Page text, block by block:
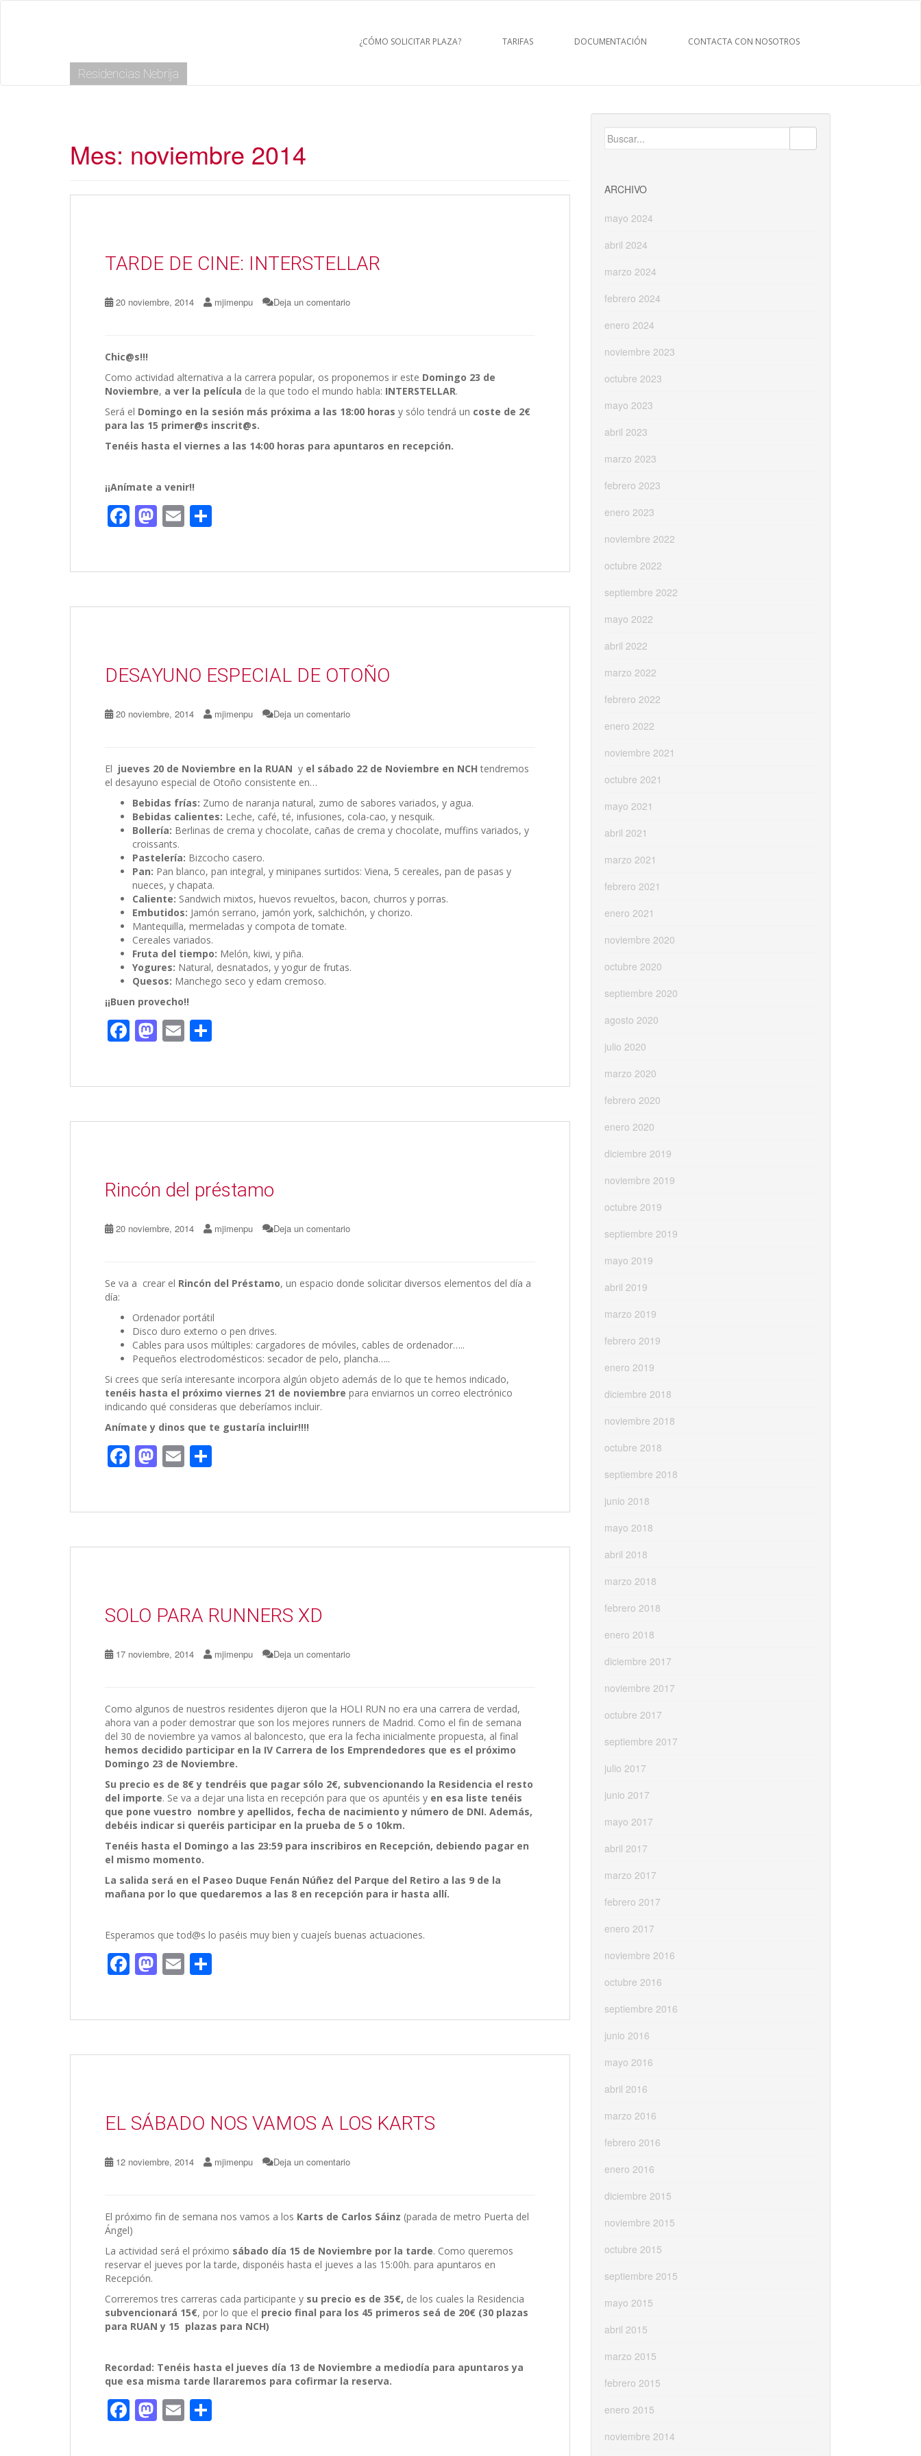
m
Residencias Nebrija
¿CÓMO SOLICITAR PLAZA? TARIFAS DOCUMENTACIÓN CONTACTA CON NOSOTROS
Mes: noviembre 2014
TARDE DE CINE: INTERSTELLAR
20 noviembre, 2014 mjimenpu Deja un comentario
Chic@s!!!
Como actividad alternativa a la carrera popular, os proponemos ir este Domingo 23 de
Noviembre, a ver la película de la que todo el mundo habla: INTERSTELLAR.
Será el Domingo en la sesión más próxima a las 18:00 horas y sólo tendrá un coste de 2€
para las 15 primer@s inscrit@s.
Tenéis hasta el viernes a las 14:00 horas para apuntaros en recepción.
¡¡Anímate a venir!!
F
b
o
M
d
o
E
l p
ar
DESAYUNO ESPECIAL DE OTOÑO
20 noviembre, 2014 mjimenpu Deja un comentario
El jueves 20 de Noviembre en la RUAN y el sábado 22 de Noviembre en NCH tendremos
el desayuno especial de Otoño consistente en…
Bebidas frías: Zumo de naranja natural, zumo de sabores variados, y agua.
Bebidas calientes: Leche, café, té, infusiones, cola-cao, y nesquik.
Bollería: Berlinas de crema y chocolate, cañas de crema y chocolate, muffins variados, y
croissants.
Pastelería: Bizcocho casero.
Pan: Pan blanco, pan integral, y minipanes surtidos: Viena, 5 cereales, pan de pasas y
nueces, y chapata.
Caliente: Sandwich mixtos, huevos revueltos, bacon, churros y porras.
Embutidos: Jamón serrano, jamón york, salchichón, y chorizo.
Mantequilla, mermeladas y compota de tomate.
Cereales variados.
Fruta del tiempo: Melón, kiwi, y piña.
Yogures: Natural, desnatados, y yogur de frutas.
Quesos: Manchego seco y edam cremoso.
¡¡Buen provecho!!
F
b
o
M
d
o
E
l p
ar
Rincón del préstamo
20 noviembre, 2014 mjimenpu Deja un comentario
Se va a crear el Rincón del Préstamo, un espacio donde solicitar diversos elementos del día a
día:
Ordenador portátil
Disco duro externo o pen drives.
Cables para usos múltiples: cargadores de móviles, cables de ordenador…..
Pequeños electrodomésticos: secador de pelo, plancha…..
Si crees que sería interesante incorpora algún objeto además de lo que te hemos indicado,
tenéis hasta el próximo viernes 21 de noviembre para enviarnos un correo electrónico
indicando qué consideras que deberíamos incluir.
Anímate y dinos que te gustaría incluir!!!!
F
b
o
M
d
o
E
l p
ar
SOLO PARA RUNNERS XD
17 noviembre, 2014 mjimenpu Deja un comentario
Como algunos de nuestros residentes dijeron que la HOLI RUN no era una carrera de verdad,
ahora van a poder demostrar que son los mejores runners de Madrid. Como el fin de semana
del 30 de noviembre ya vamos al baloncesto, que era la fecha inicialmente propuesta, al final
hemos decidido participar en la IV Carrera de los Emprendedores que es el próximo
Domingo 23 de Noviembre.
Su precio es de 8€ y tendréis que pagar sólo 2€, subvencionando la Residencia el resto
del importe. Se va a dejar una lista en recepción para que os apuntéis y en esa liste tenéis
que pone vuestro nombre y apellidos, fecha de nacimiento y número de DNI. Además,
debéis indicar si queréis participar en la prueba de 5 o 10km.
Tenéis hasta el Domingo a las 23:59 para inscribiros en Recepción, debiendo pagar en
el mismo momento.
La salida será en el Paseo Duque Fenán Núñez del Parque del Retiro a las 9 de la
mañana por lo que quedaremos a las 8 en recepción para ir hasta allí.
Esperamos que tod@s lo paséis muy bien y cuajeís buenas actuaciones.
F
b
o
M
d
o
E
l p
ar
EL SÁBADO NOS VAMOS A LOS KARTS
12 noviembre, 2014 mjimenpu Deja un comentario
El próximo fin de semana nos vamos a los Karts de Carlos Sáinz (parada de metro Puerta del
Ángel)
La actividad será el próximo sábado día 15 de Noviembre por la tarde. Como queremos
reservar el jueves por la tarde, disponéis hasta el jueves a las 15:00h. para apuntaros en
Recepción.
Correremos tres carreras cada participante y su precio es de 35€, de los cuales la Residencia
subvencionará 15€, por lo que el precio final para los 45 primeros seá de 20€ (30 plazas
para RUAN y 15 plazas para NCH)
Recordad: Tenéis hasta el jueves día 13 de Noviembre a mediodía para apuntaros ya
que esa misma tarde llararemos para cofirmar la reserva.
F M E
Buscar:
ARCHIVO
mayo 2024
abril 2024
marzo 2024
febrero 2024
enero 2024
noviembre 2023
octubre 2023
mayo 2023
abril 2023
marzo 2023
febrero 2023
enero 2023
noviembre 2022
octubre 2022
septiembre 2022
mayo 2022
abril 2022
marzo 2022
febrero 2022
enero 2022
noviembre 2021
octubre 2021
mayo 2021
abril 2021
marzo 2021
febrero 2021
enero 2021
noviembre 2020
octubre 2020
septiembre 2020
agosto 2020
julio 2020
marzo 2020
febrero 2020
enero 2020
diciembre 2019
noviembre 2019
octubre 2019
septiembre 2019
mayo 2019
abril 2019
marzo 2019
febrero 2019
enero 2019
diciembre 2018
noviembre 2018
octubre 2018
septiembre 2018
junio 2018
mayo 2018
abril 2018
marzo 2018
febrero 2018
enero 2018
diciembre 2017
noviembre 2017
octubre 2017
septiembre 2017
julio 2017
junio 2017
mayo 2017
abril 2017
marzo 2017
febrero 2017
enero 2017
noviembre 2016
octubre 2016
septiembre 2016
junio 2016
mayo 2016
abril 2016
marzo 2016
febrero 2016
enero 2016
diciembre 2015
noviembre 2015
octubre 2015
septiembre 2015
mayo 2015
abril 2015
marzo 2015
febrero 2015
enero 2015
noviembre 2014